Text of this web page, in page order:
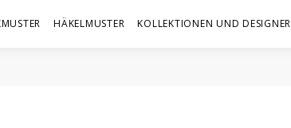
HÄKELMUSTER KOLLEKTIONEN UND DESIGNER